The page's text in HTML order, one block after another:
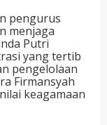
pengurus
menjaga
Putri
yang tertib
pengelolaan
Firmansyah
keagamaan